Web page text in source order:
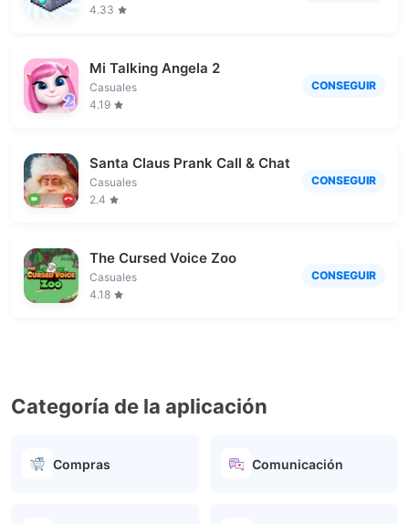
4.33
Mi Talking Angela 2
Casuales
4.19
CONSEGUIR
Santa Claus Prank Call & Chat
Casuales
2.4
CONSEGUIR
The Cursed Voice Zoo
Casuales
4.18
CONSEGUIR
Categoría de la aplicación
Compras Comunicación